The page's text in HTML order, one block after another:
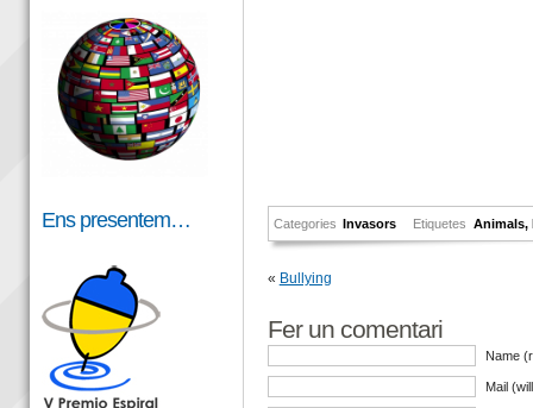
Categories Invasors Etiquetes Animals,
« Bullying
Fer un comentari
Name
Mail
Ens presentem…